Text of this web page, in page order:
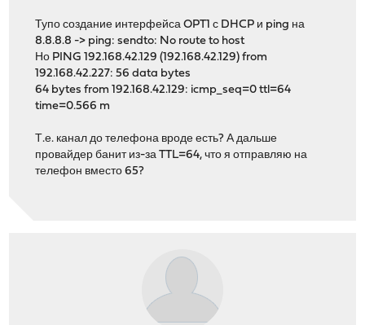
Тупо создание интерфейса OPT1 с DHCP и ping на
8.8.8.8 -> ping: sendto: No route to host
Но PING 192.168.42.129 (192.168.42.129) from
192.168.42.227: 56 data bytes
64 bytes from 192.168.42.129: icmp_seq=0 ttl=64
time=0.566 m
Т.е. канал до телефона вроде есть? А дальше
провайдер банит из-за TTL=64, что я отправляю на
телефон вместо 65?